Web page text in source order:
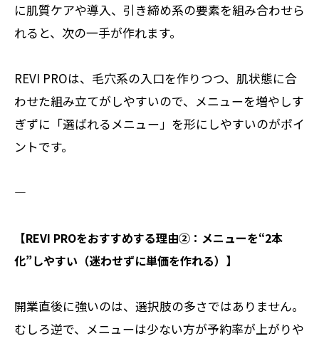
に肌質ケアや導入、引き締め系の要素を組み合わせら
れると、次の一手が作れます。
REVI PROは、毛穴系の入口を作りつつ、肌状態に合
わせた組み立てがしやすいので、メニューを増やしす
ぎずに「選ばれるメニュー」を形にしやすいのがポイ
ントです。
――――――――――
【REVI PROをおすすめする理由②：メニューを“2本
化”しやすい（迷わせずに単価を作れる）】
開業直後に強いのは、選択肢の多さではありません。
むしろ逆で、メニューは少ない方が予約率が上がりや